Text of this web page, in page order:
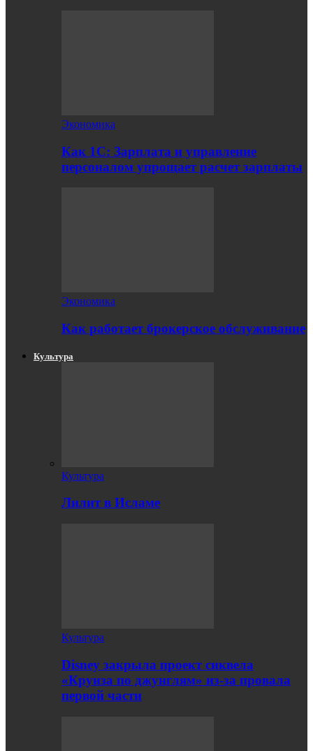
Экономика
Как 1С: Зарплата и управление
персоналом упрощает расчет зарплаты
Экономика
Как работает брокерское обслуживание
Культура
Культура
Лилит в Исламе
Культура
Disney закрыла проект сиквела
«Круиза по джунглям» из-за провала
первой части